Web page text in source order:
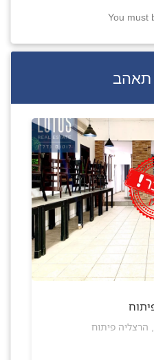
You must
תאהב
הרצליה פיתוח